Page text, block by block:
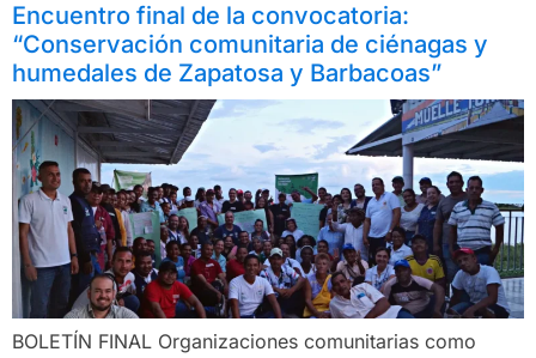
Encuentro final de la convocatoria:
“Conservación comunitaria de ciénagas y
humedales de Zapatosa y Barbacoas”
BOLETÍN FINAL Organizaciones comunitarias como